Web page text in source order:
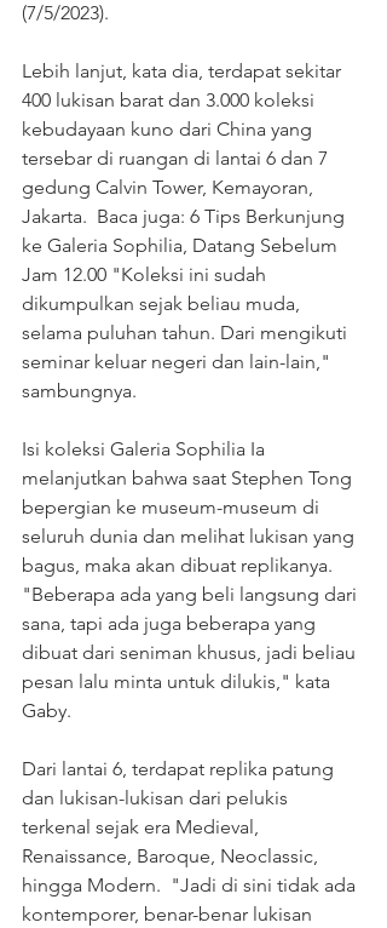
(7/5/2023).
Lebih lanjut, kata dia, terdapat sekitar
400 lukisan barat dan 3.000 koleksi
kebudayaan kuno dari China yang
tersebar di ruangan di lantai 6 dan 7
gedung Calvin Tower, Kemayoran,
Jakarta.  Baca juga: 6 Tips Berkunjung
ke Galeria Sophilia, Datang Sebelum
Jam 12.00 "Koleksi ini sudah
dikumpulkan sejak beliau muda,
selama puluhan tahun. Dari mengikuti
seminar keluar negeri dan lain-lain,"
sambungnya.
Isi koleksi Galeria Sophilia Ia
melanjutkan bahwa saat Stephen Tong
bepergian ke museum-museum di
seluruh dunia dan melihat lukisan yang
bagus, maka akan dibuat replikanya.
"Beberapa ada yang beli langsung dari
sana, tapi ada juga beberapa yang
dibuat dari seniman khusus, jadi beliau
pesan lalu minta untuk dilukis," kata
Gaby.
Dari lantai 6, terdapat replika patung
dan lukisan-lukisan dari pelukis
terkenal sejak era Medieval,
Renaissance, Baroque, Neoclassic,
hingga Modern.  "Jadi di sini tidak ada
kontemporer, benar-benar lukisan